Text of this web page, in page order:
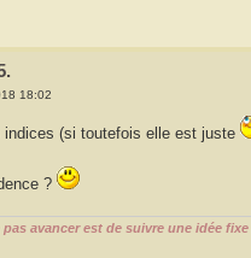
18:02
indices (si toutefois elle est juste
?
avancer est de suivre une idée fixe